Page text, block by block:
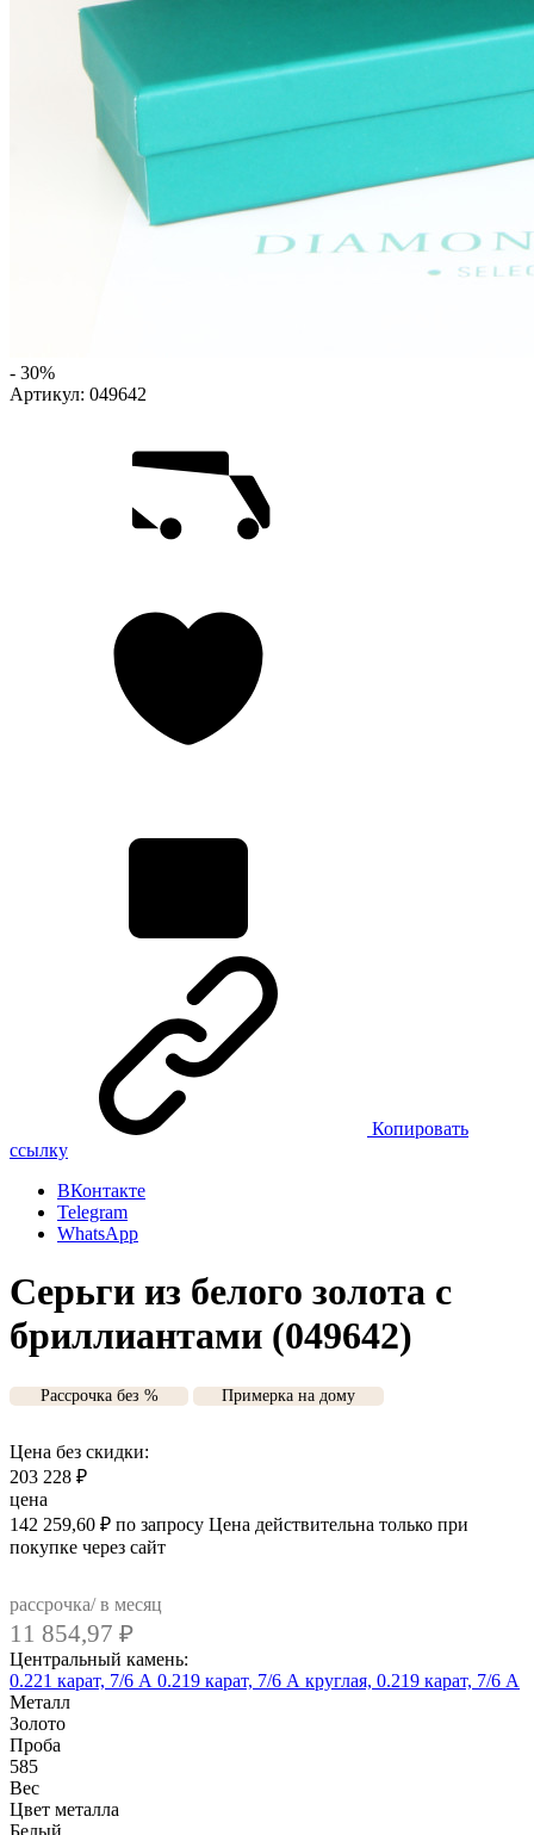
- 30%
Артикул: 049642
Копировать
ссылку
ВКонтакте
Telegram
WhatsApp
Серьги из белого золота с
бриллиантами (049642)
Рассрочка без % Примерка на дому
Цена без скидки:
203 228 ₽
цена
142 259,60 ₽ по запросу Цена действительна только при
покупке через сайт
рассрочка/ в месяц
11 854,97 ₽
Центральный камень:
0.221 карат, 7/6 А 0.219 карат, 7/6 А круглая, 0.219 карат, 7/6 А
Металл
Золото
Проба
585
Вес
Цвет металла
Белый